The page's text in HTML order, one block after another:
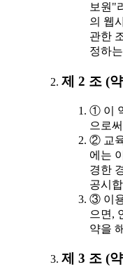
보원"
의 웹
관한
정하
제 2 조 (
① 이
으로
② 교
에는
경한
공시
③ 이
으면,
약을
제 3 조 (